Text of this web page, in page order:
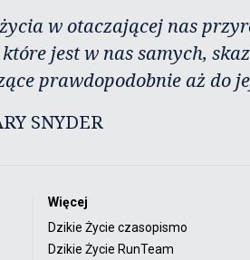
w otaczającej nas
jest w nas samych,
prawdopodobnie aż do
SNYDER
Więcej
Dzikie Życie czasopismo
Dzikie Życie RunTeam